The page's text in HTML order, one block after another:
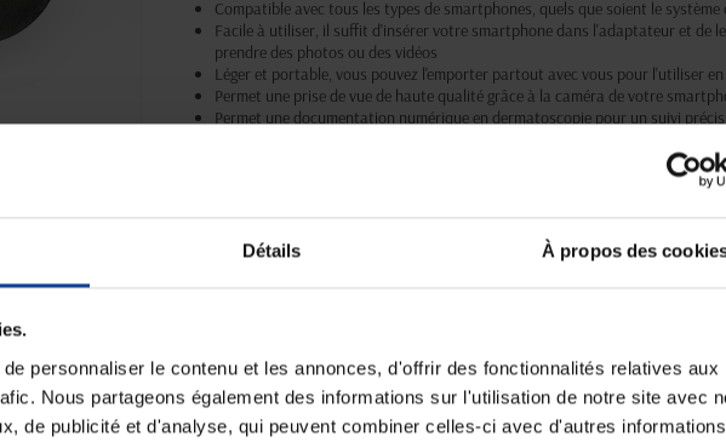
Détails À propos des
personnaliser le contenu et les annonces, d'offrir des fonctionnalités relatives aux
Nous partageons également des informations sur l'utilisation de notre site avec
de publicité et d'analyse, qui peuvent combiner celles-ci avec d'autres
Compatible avec tous les types de smartphones, quels que soient le
Facile à utiliser, il suffit d'insérer votre smartphone dans l'adaptateur et de
prendre des photos ou des vidéos
Léger et portable, vous pouvez l'emporter partout avec vous pour l'utiliser
Permet une prise de vue de haute qualité grâce à la caméra de votre
Permet une documentation numérique en dermatoscopie pour un suivi
Paiement sécurisé Expédition
18h
la coque du smartphone et ne peut être retiré sans
Fiche technique
Unité de consommation
nombre
1